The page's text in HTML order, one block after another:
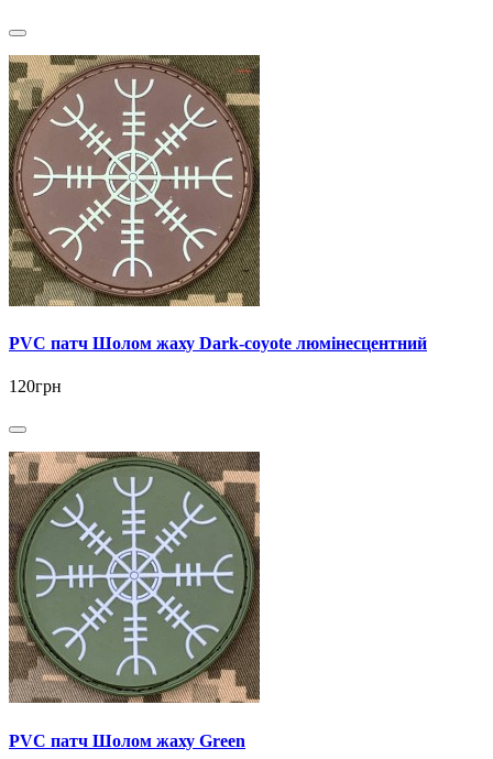
PVC патч Шолом жаху Dark-coyote люмінесцентний
120грн
PVC патч Шолом жаху Green